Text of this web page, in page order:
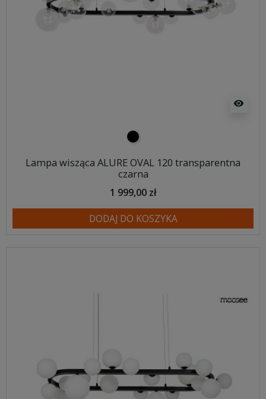
visibility
czarny
Lampa wisząca ALURE OVAL 120 transparentna
czarna
1 999,00 zł
DODAJ DO KOSZYKA